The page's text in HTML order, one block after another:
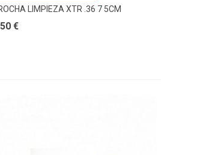
LIMPIEZA XTR .36 7 5CM
€